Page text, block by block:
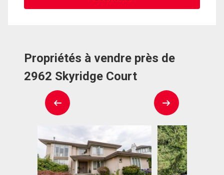
Propriétés à vendre près de
2962 Skyridge Court